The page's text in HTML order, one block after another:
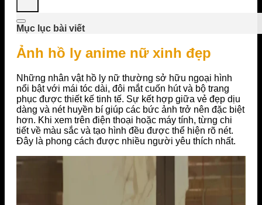
Mục lục bài viết
Ảnh hồ ly anime nữ xinh đẹp
Những nhân vật hồ ly nữ thường sở hữu ngoại hình
nổi bật với mái tóc dài, đôi mắt cuốn hút và bộ trang
phục được thiết kế tinh tế. Sự kết hợp giữa vẻ đẹp dịu
dàng và nét huyền bí giúp các bức ảnh trở nên đặc biệt
hơn. Khi xem trên điện thoại hoặc máy tính, từng chi
tiết về màu sắc và tạo hình đều được thể hiện rõ nét.
Đây là phong cách được nhiều người yêu thích nhất.